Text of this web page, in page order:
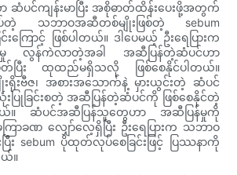
ဆံပင်ကျန်းမာပြီး အစိုဓာတ်ထိန်းပေးဖို့အတွက်
ပ်တဲ့ သဘာဝအဆီတစ်မျိုးဖြစ်တဲ့ sebum
ြောင့် ဖြစ်ပါတယ်။ ဒါပေမယ့် ဦးရေပြားက
လွန်ကဲလာတဲ့အခါ အဆီပြန်တဲ့ဆံပင်ဟာ
စ်ပတ်ပြီး ထုထည်မရှိသလို ဖြစ်စေနိုင်ပါတယ်။
ျိုးရိုးဗီဇ၊ အစားအသောက်နဲ့ မှားယွင်းတဲ့ ဆံပင်
ခြင်းစတဲ့ အဆီပြန်တဲ့ဆံပင်ကို ဖြစ်စေနိုင်တဲ့
ါတယ်။ ဆံပင်အဆီပြန်သူတွေဟာ အဆီပြန်မှုကို
ာခဏ လျှော်လေ့ရှိပြီး ဦးရေပြားက သဘာဝ
sebum ပိုထုတ်လုပ်စေခြင်းဖြင့် ပြဿနာကို
ယ်။